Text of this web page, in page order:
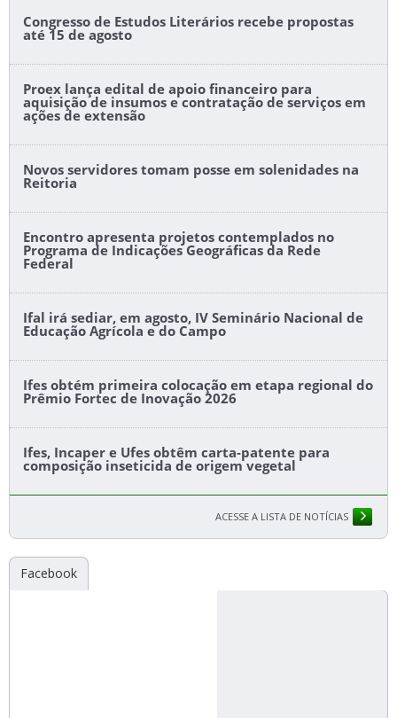
Congresso de Estudos Literários recebe propostas
até 15 de agosto
Proex lança edital de apoio financeiro para
aquisição de insumos e contratação de serviços em
ações de extensão
Novos servidores tomam posse em solenidades na
Reitoria
Encontro apresenta projetos contemplados no
Programa de Indicações Geográficas da Rede
Federal
Ifal irá sediar, em agosto, IV Seminário Nacional de
Educação Agrícola e do Campo
Ifes obtém primeira colocação em etapa regional do
Prêmio Fortec de Inovação 2026
Ifes, Incaper e Ufes obtêm carta-patente para
composição inseticida de origem vegetal
ACESSE A LISTA DE NOTÍCIAS
Facebook